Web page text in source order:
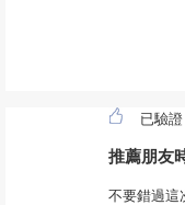
已驗證
推薦朋友
不要錯過這